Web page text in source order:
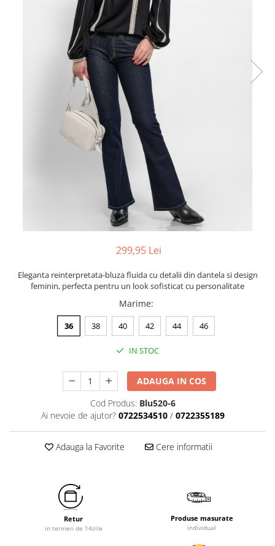
299,95 Lei
Eleganta reinterpretata-bluza fluida cu detalii din dantela si design
feminin, perfecta pentru un look sofisticat cu personalitate
Marime:
36 38 40 42 44 46
IN STOC
ADAUGA IN COS
Cod Produs: Blu520-6
Ai nevoie de ajutor? 0722534510 / 0722355189
Adauga la Favorite Cere informatii
Retur
in termen de 14zile
Produse masurate
individual